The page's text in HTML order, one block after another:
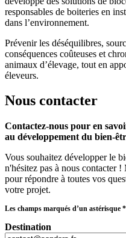
responsables de boiteries en
dans l’environnement.
Prévenir les déséquilibres,
conséquences coûteuses et
animaux d’élevage, tout en
éleveurs.
Nous contacter
Contactez-nous pour en
au développement du bien-
Vous souhaitez développer le
n'hésitez pas à nous contacter
pour répondre à toutes vos
votre projet.
Les champs marqués d’un astérisque *
Destination